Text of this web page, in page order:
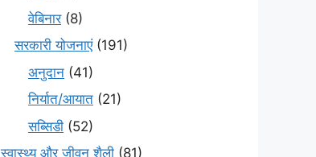
वेबिनार(8)
सरकारी योजनाएं(191)
अनुदान (41)
निर्यात/आयात (21)
सब्सिडी (52)
स्वास्थ्य और जीवन शैली (81)